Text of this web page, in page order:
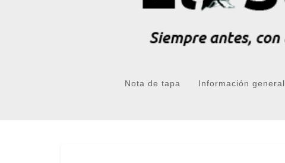
Nota de tapa Información general